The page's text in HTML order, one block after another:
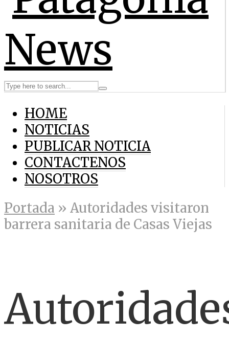
HOME
NOTICIAS
PUBLICAR NOTICIA
CONTACTENOS
NOSOTROS
Portada » Autoridades visitaron
barrera sanitaria de Casas Viejas